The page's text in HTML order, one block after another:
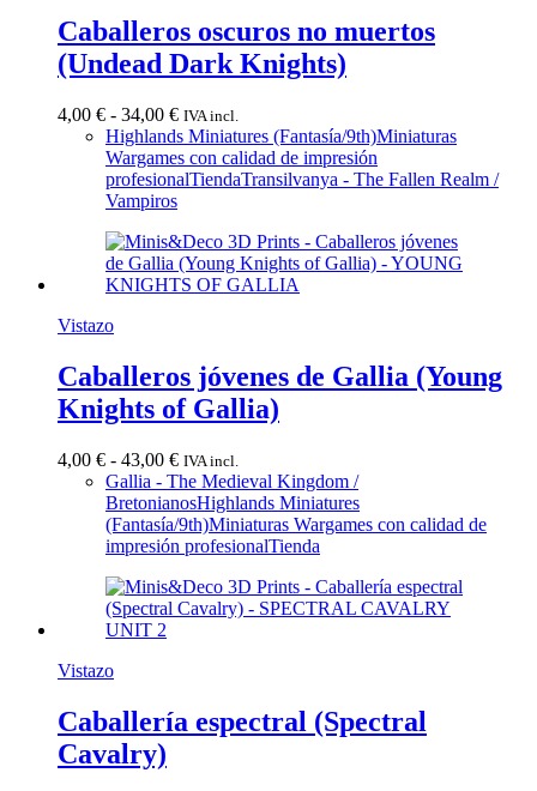
Caballeros oscuros no muertos
(Undead Dark Knights)
4,00 € - 34,00 €Rango
de
precios:
desde
34,00 €
IVA incl.
Highlands Miniatures (Fantasía/9th)Miniaturas
Wargames con calidad de impresión
profesionalTiendaTransilvanya - The Fallen Realm /
Vampiros
Vistazo
Caballeros jóvenes de Gallia (Young
Knights of Gallia)
4,00 € - 43,00 €Rango
de
precios:
desde
4,00 €
43,00 €
IVA incl.
Gallia - The Medieval Kingdom /
BretonianosHighlands Miniatures
(Fantasía/9th)Miniaturas Wargames con calidad de
impresión profesionalTienda
Vistazo
Caballería espectral (Spectral
Cavalry)